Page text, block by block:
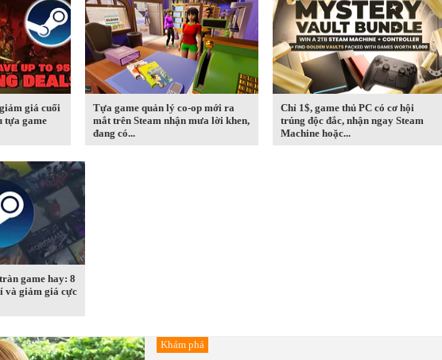
giá cuối
tựa game
Tựa game quản lý co-op mới ra
mắt trên Steam nhận mưa lời khen,
đang có...
Chỉ 1$, game thủ PC có cơ hội
trúng độc đắc, nhận ngay Steam
Machine hoặc...
game hay: 8
và giảm giá cực
Khám phá